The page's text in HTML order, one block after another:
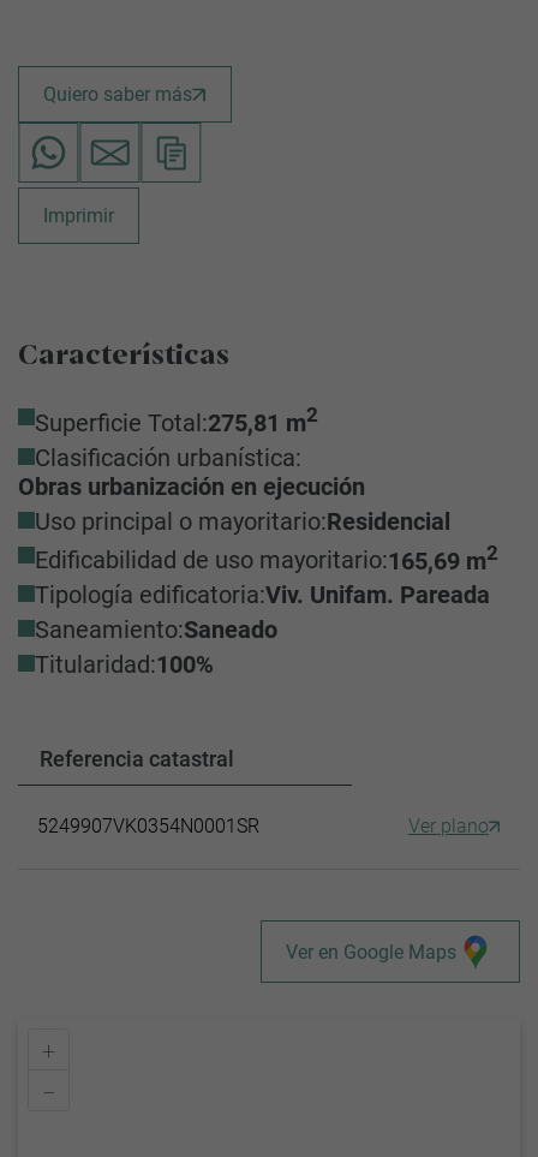
Quiero saber más
Imprimir
Características
Superficie Total:275,81 m2
Clasificación urbanística:
Obras urbanización en ejecución
Uso principal o mayoritario:Residencial
Edificabilidad de uso mayoritario:165,69 m2
Tipología edificatoria:Viv. Unifam. Pareada
Saneamiento:Saneado
Titularidad:100%
Referencia catastral
5249907VK0354N0001SR Ver plano
Ver en Google Maps
+
–